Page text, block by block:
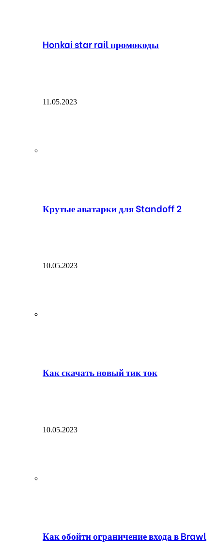
Honkai star rail промокоды
11.05.2023
Крутые аватарки для Standoff 2
10.05.2023
Как скачать новый тик ток
10.05.2023
Как обойти ограничение входа в Brawl